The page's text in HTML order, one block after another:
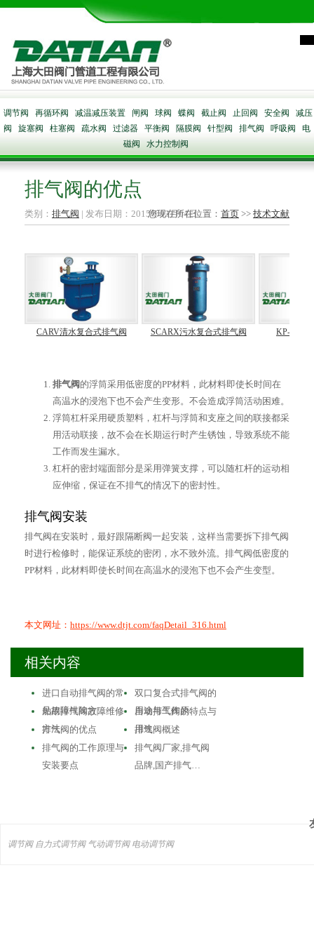
调节阀 再循环阀 减温减压装置 闸阀 球阀 蝶阀 截止阀 止回阀 安全阀
减压
阀
旋塞阀 柱塞阀 疏水阀 过滤器 平衡阀 隔膜阀 针型阀 排气阀 呼吸阀
电
磁阀
水力控制阀
排气阀的优点
类别： 排气阀 | 发布日期：2015年03月04日
您现在所在位置： 首页 >> 技术文献
CARV清水复合式排气阀 SCARX污水复合式排气阀 KP-10快
排气阀的浮筒采用低密度的PP材料，此材料即使长时间在
高温水的浸泡下也不会产生变形。不会造成浮筒活动困难。
浮筒杠杆采用硬质塑料，杠杆与浮筒和支座之间的联接都采
用活动联接，故不会在长期运行时产生锈蚀，导致系统不能
工作而发生漏水。
杠杆的密封端面部分是采用弹簧支撑，可以随杠杆的运动相
应伸缩，保证在不排气的情况下的密封性。
排气阀安装
排气阀在安装时，最好跟隔断阀一起安装，这样当需要拆下排气阀
时进行检修时，能保证系统的密闭，水不致外流。排气阀低密度的
PP材料，此材料即使长时间在高温水的浸泡下也不会产生变型。
本文网址： https://www.dtjt.com/faqDetail_316.html
相关内容
进口自动排气阀的常
见故障排除方…
双口复合式排气阀的
用途与工作原…
舶用排气阀故障维修
方法
自动排气阀的特点与
用途
排气阀的优点
排气阀概述
排气阀的工作原理与
安装要点
排气阀厂家,排气阀
品牌,国产排气…
调节阀 自力式调节阀 气动调节阀 电动调节阀